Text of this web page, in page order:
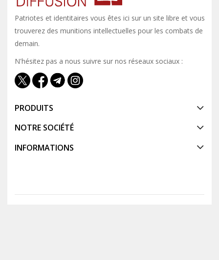
Patriotes et identitaires vous êtes ici sur un site libre et vous y
trouverez des munitions intellectuelles pour les combats de
demain.
N'hésitez pas a nous suivre sur nos réseaux sociaux :
PRODUITS
NOTRE SOCIÉTÉ
INFORMATIONS